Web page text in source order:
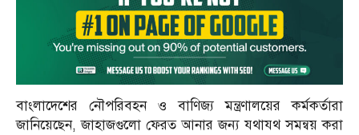
বাংলাদেশের নৌপরিবহন ও বাণিজ্য মন্ত্রণালয়ের কর্মকর্তারা
জানিয়েছেন, জাহাজগুলো ফেরত আনার জন্য যথাযথ সমন্বয় করা